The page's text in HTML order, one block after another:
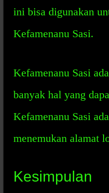
ini bisa digunakan
Kefamenanu Sasi.
Kefamenanu Sasi
banyak hal yang
Kefamenanu Sasi
menemukan alamat
Kesimpulan